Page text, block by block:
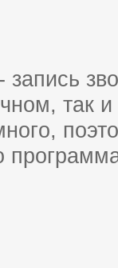
- зaпись
тaк